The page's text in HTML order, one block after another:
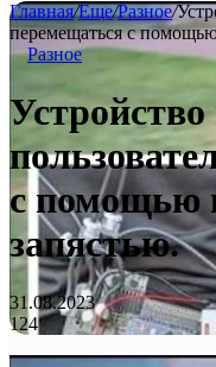
Главная/Еще/Разное/
перемещаться с
Разное
с помощью
запястью.
31.08.2023
124